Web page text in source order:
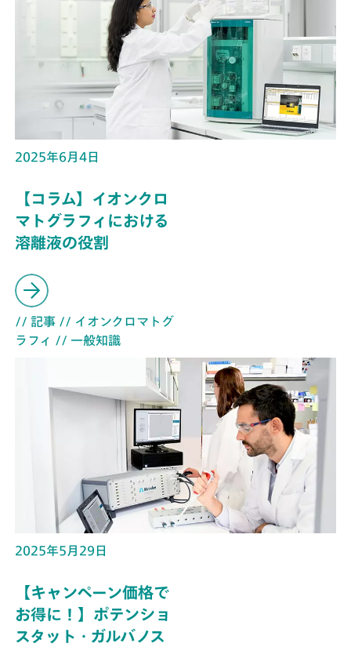
2025年6月4日
【コラム】イオンクロ
マトグラフィにおける
溶離液の役割
// 記事 // イオンクロマトグ
ラフィ // 一般知識
2025年5月29日
【キャンペーン価格で
お得に！】ポテンショ
スタット・ガルバノス